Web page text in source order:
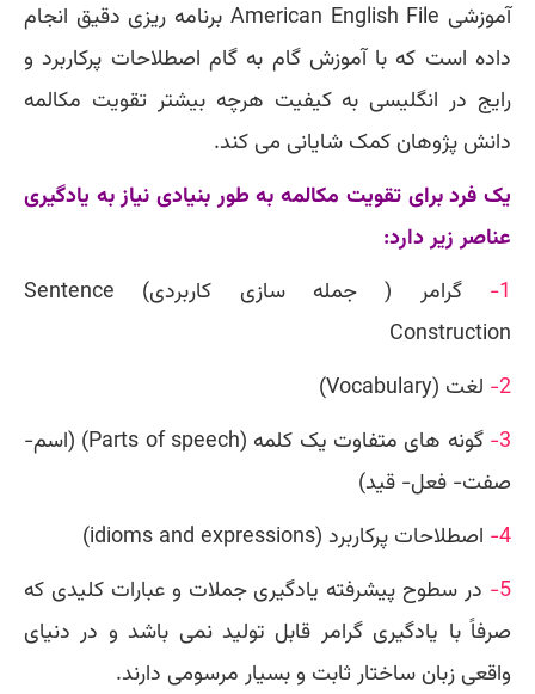
آموزشی American English File
برنامه ریزی دقیق انجام
داده است که با آموزش گام به گام اصطلاحات پرکاربرد و
رایج در انگلیسی به کیفیت هرچه بیشتر تقویت مکالمه
دانش پژوهان کمک شایانی می کند.
یک فرد برای تقویت مکالمه به طور بنیادی نیاز به یادگیری
عناصر زیر دارد:
1-
گرامر ( جمله سازی کاربردی) Sentence
Construction
2- لغت (Vocabulary)
3- گونه های متفاوت یک کلمه
(Parts of speech) (اسم-
صفت- فعل- قید)
4- اصطلاحات پرکاربرد (idioms and expressions)
5- در سطوح پیشرفته یادگیری جملات و عبارات کلیدی که
صرفاً با یادگیری گرامر قابل تولید نمی باشد و در دنیای
واقعی زبان ساختار ثابت و بسیار مرسومی دارند.